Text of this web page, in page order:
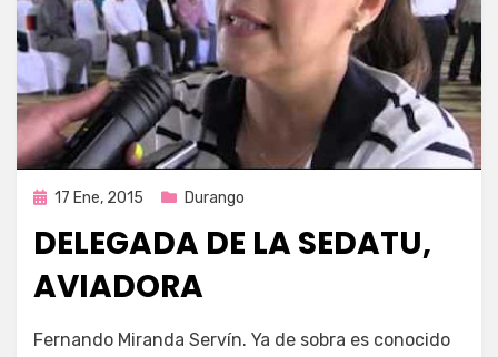
Publicada
17 Ene, 2015 Durango
DELEGADA DE LA SEDATU,
AVIADORA
Enrique
Fernando Miranda Servín. Ya de sobra es conocido